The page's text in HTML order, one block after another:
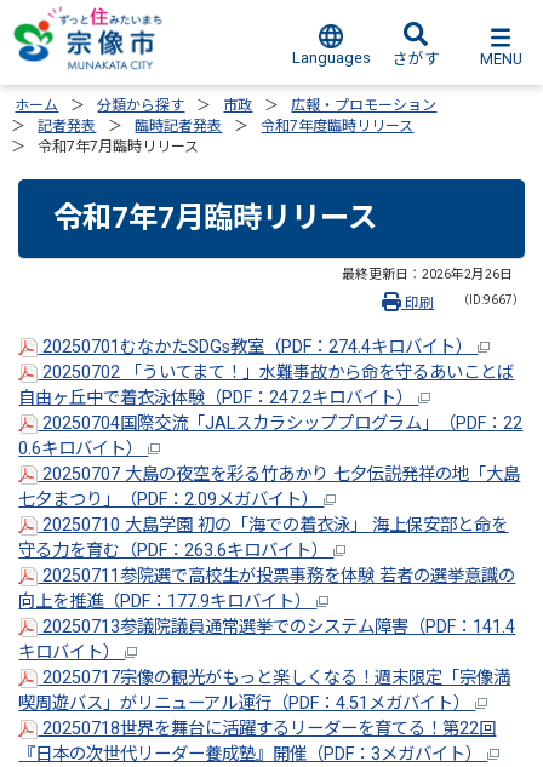
Languages さがす MENU
ホーム 分類から探す 市政
広報・プロモーション
記者発表
臨時記者発表
令和7年度臨時リリース
令和7年7月臨時リリース
令和7年7月臨時リリース
最終更新日： 2026年2月26日
（ID:9667）
印刷
20250701むなかたSDGs教室（PDF：274.4キロバイト）
20250702 「ういてまて！」水難事故から命を守るあいことば
自由ヶ丘中で着衣泳体験（PDF：247.2キロバイト）
20250704国際交流「JALスカラシッププログラム」（PDF：22
0.6キロバイト）
20250707 大島の夜空を彩る竹あかり 七夕伝説発祥の地「大島
七夕まつり」（PDF：2.09メガバイト）
20250710 大島学園 初の「海での着衣泳」 海上保安部と命を
守る力を育む（PDF：263.6キロバイト）
20250711参院選で高校生が投票事務を体験 若者の選挙意識の
向上を推進（PDF：177.9キロバイト）
20250713参議院議員通常選挙でのシステム障害（PDF：141.4
キロバイト）
20250717宗像の観光がもっと楽しくなる！週末限定「宗像満
喫周遊バス」がリニューアル運行（PDF：4.51メガバイト）
20250718世界を舞台に活躍するリーダーを育てる！第22回
『日本の次世代リーダー養成塾』開催（PDF：3メガバイト）